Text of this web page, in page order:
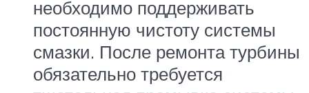
необходимо поддерживать
постоянную чистоту системы
смазки. После ремонта турбины
обязательно требуется